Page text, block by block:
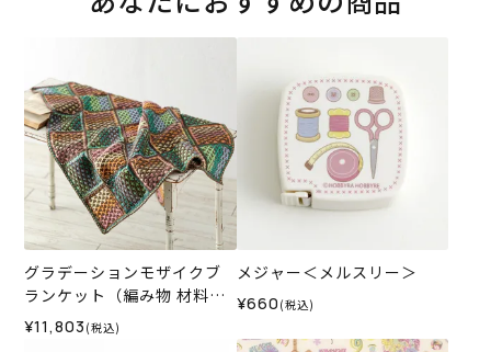
グラデーションモザイクブ
ランケット（編み物 材料セ
ット）
¥11,803 (税込)
メジャー＜メルスリー＞
¥660 (税込)